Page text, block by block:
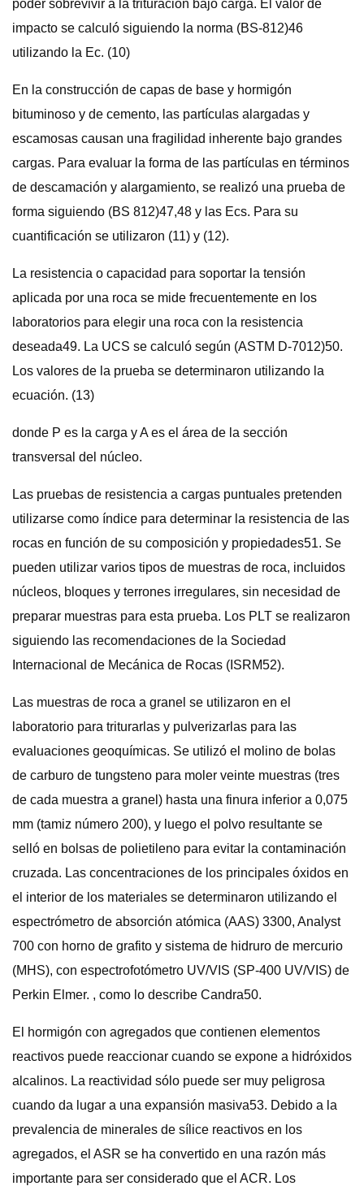
poder sobrevivir a la trituración bajo carga. El valor de
impacto se calculó siguiendo la norma (BS-812)46
utilizando la Ec. (10)
En la construcción de capas de base y hormigón
bituminoso y de cemento, las partículas alargadas y
escamosas causan una fragilidad inherente bajo grandes
cargas. Para evaluar la forma de las partículas en términos
de descamación y alargamiento, se realizó una prueba de
forma siguiendo (BS 812)47,48 y las Ecs. Para su
cuantificación se utilizaron (11) y (12).
La resistencia o capacidad para soportar la tensión
aplicada por una roca se mide frecuentemente en los
laboratorios para elegir una roca con la resistencia
deseada49. La UCS se calculó según (ASTM D-7012)50.
Los valores de la prueba se determinaron utilizando la
ecuación. (13)
donde P es la carga y A es el área de la sección
transversal del núcleo.
Las pruebas de resistencia a cargas puntuales pretenden
utilizarse como índice para determinar la resistencia de las
rocas en función de su composición y propiedades51. Se
pueden utilizar varios tipos de muestras de roca, incluidos
núcleos, bloques y terrones irregulares, sin necesidad de
preparar muestras para esta prueba. Los PLT se realizaron
siguiendo las recomendaciones de la Sociedad
Internacional de Mecánica de Rocas (ISRM52).
Las muestras de roca a granel se utilizaron en el
laboratorio para triturarlas y pulverizarlas para las
evaluaciones geoquímicas. Se utilizó el molino de bolas
de carburo de tungsteno para moler veinte muestras (tres
de cada muestra a granel) hasta una finura inferior a 0,075
mm (tamiz número 200), y luego el polvo resultante se
selló en bolsas de polietileno para evitar la contaminación
cruzada. Las concentraciones de los principales óxidos en
el interior de los materiales se determinaron utilizando el
espectrómetro de absorción atómica (AAS) 3300, Analyst
700 con horno de grafito y sistema de hidruro de mercurio
(MHS), con espectrofotómetro UV/VIS (SP-400 UV/VIS) de
Perkin Elmer. , como lo describe Candra50.
El hormigón con agregados que contienen elementos
reactivos puede reaccionar cuando se expone a hidróxidos
alcalinos. La reactividad sólo puede ser muy peligrosa
cuando da lugar a una expansión masiva53. Debido a la
prevalencia de minerales de sílice reactivos en los
agregados, el ASR se ha convertido en una razón más
importante para ser considerado que el ACR. Los